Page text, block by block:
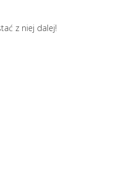
z niej dalej!